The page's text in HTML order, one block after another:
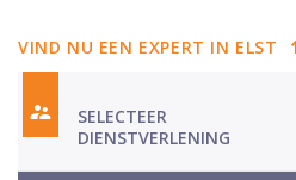
VIND NU EEN EXPERT IN ELST
SELECTEER
DIENSTVERLENING